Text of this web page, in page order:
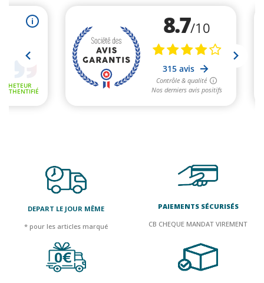
DEPART LE JOUR MÊME
* pour les articles marqué
PAIEMENTS SÉCURISÉS
CB CHEQUE MANDAT VIREMENT